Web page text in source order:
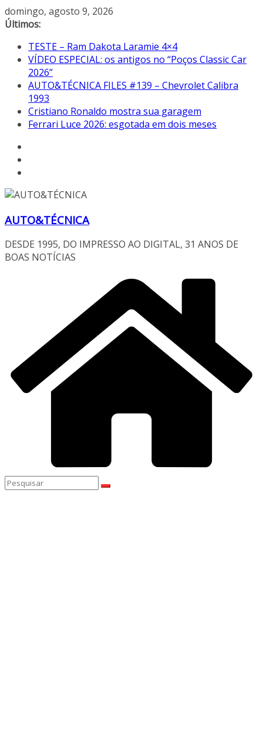
Pular
para
conteúdo
domingo, agosto 9, 2026
Últimos:
TESTE – Ram Dakota Laramie 4×4
VÍDEO ESPECIAL: os antigos no “Poços Classic Car
2026”
AUTO&TÉCNICA FILES #139 – Chevrolet Calibra
1993
Cristiano Ronaldo mostra sua garagem
Ferrari Luce 2026: esgotada em dois meses
AUTO&TÉCNICA
DESDE 1995, DO IMPRESSO AO DIGITAL, 31 ANOS DE
BOAS NOTÍCIAS